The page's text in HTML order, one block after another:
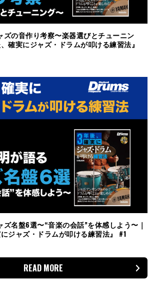
ズの音作り考察〜楽器選びとチューニン
確実にジャズ・ドラムが叩ける練習法』
名盤6選〜“音楽の会話”を体感しよう〜｜
ジャズ・ドラムが叩ける練習法』 #1
READ MORE